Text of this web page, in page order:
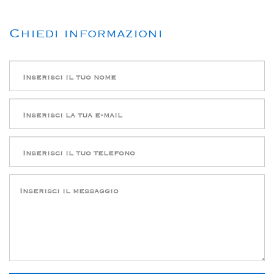
Chiedi informazioni